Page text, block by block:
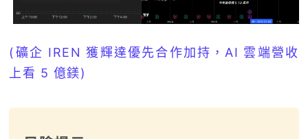
(礦企 IREN 獲輝達優先合作加持，AI 雲端營收
上看 5 億鎂)